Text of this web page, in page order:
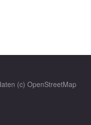
(c) OpenStreetMap